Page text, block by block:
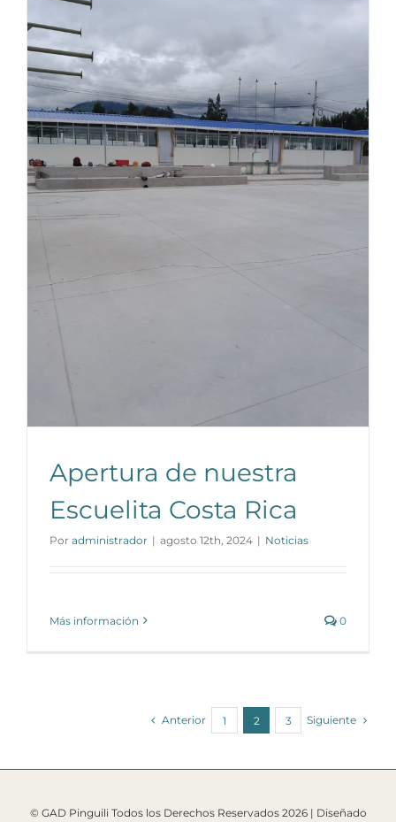
Apertura de nuestra
Escuelita Costa Rica
Por administrador | agosto 12th, 2024 | Noticias
Más información 0
Anterior 1 2 3 Siguiente
© GAD Pinguili Todos los Derechos Reservados 2026 | Diseñado